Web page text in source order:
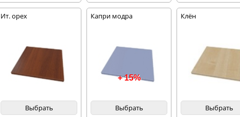
Ит. орех
Выбрать
Капри модра
+ 15%
Выбрать
Клён
Выбрать